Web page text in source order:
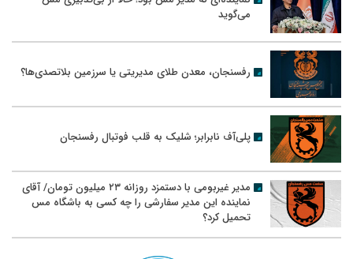
می‌گوید
رفسنجان، معدن طلای مدیریتی یا سرزمین بلاتصدی‌ها؟
پلی‌آف نابرابر؛ شلیک به قلب فوتبال رفسنجان
مدیر غیربومی با دستمزد روزانه ۲۳ میلیون تومان/ آقای
نماینده این مدیر سفارشی را چه کسی به باشگاه مس
تحمیل کرد؟